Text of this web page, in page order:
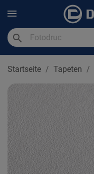
search
Startseite Tapeten